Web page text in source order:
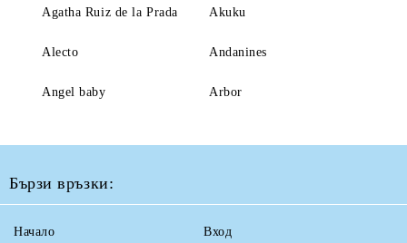
Agatha Ruiz de la Prada Akuku
Alecto Andanines
Angel baby Arbor
Бързи връзки:
Начало Вход